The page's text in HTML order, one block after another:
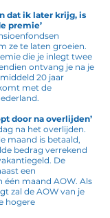
dat ik later krijg, is
premie’
ze te laten groeien.
die je inlegt twee
ontvang je na je
20 jaar
met de
door na overlijden’
na het overlijden.
maand is betaald,
bedrag verrekend
De
een
maand AOW. Als
zal de AOW van je
hogere